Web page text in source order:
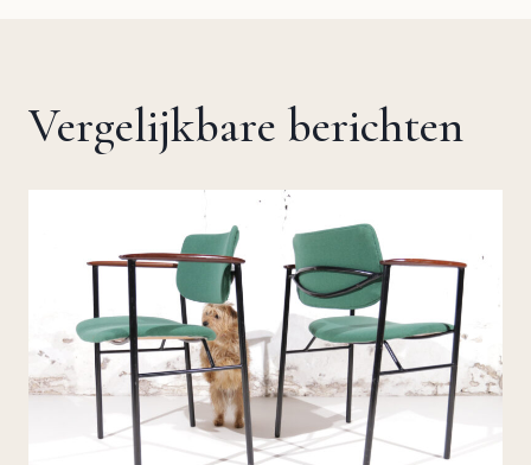
Vergelijkbare berichten